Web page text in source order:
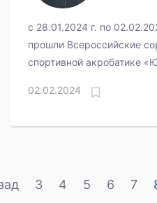
с 28.01.2024 г. по
прошли Всероссийские
спортивной акробатике
02.02.2024
3 4 5 6 7